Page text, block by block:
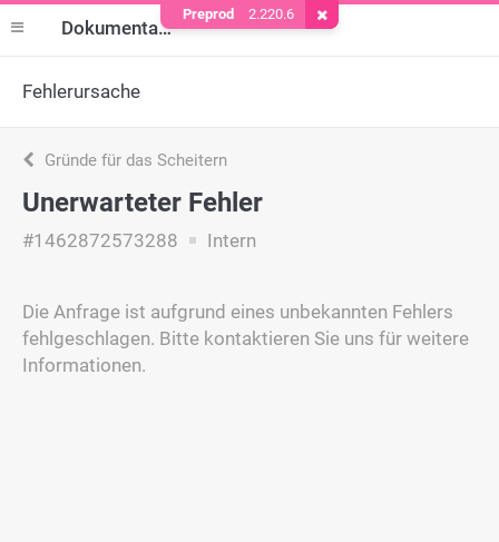
Dokumentation
Fehlerursache
Gründe für das Scheitern
Unerwarteter Fehler
#1462872573288 Intern
Die Anfrage ist aufgrund eines unbekannten Fehlers
fehlgeschlagen. Bitte kontaktieren Sie uns für weitere
Informationen.
Preprod 2.220.6 Cookie entfernen